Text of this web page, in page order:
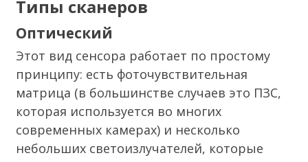
Типы сканеров
Оптический
Этот вид сенсора работает по простому
принципу: есть фоточувствительная
матрица (в большинстве случаев это ПЗС,
которая используется во многих
современных камерах) и несколько
небольших светоизлучателей, которые